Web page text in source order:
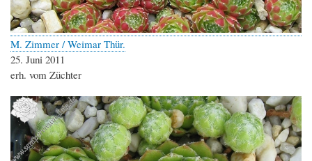
M. Zimmer / Weimar Thür.
25. Juni 2011
erh. vom Züchter